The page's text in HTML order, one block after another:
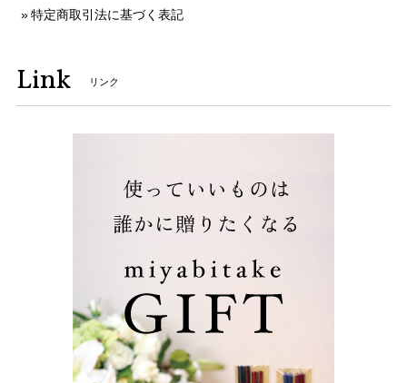
特定商取引法に基づく表記
Link リンク